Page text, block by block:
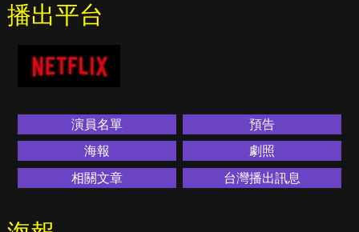
播出平台
演員名單
預告
海報
劇照
相關文章
台灣播出訊息